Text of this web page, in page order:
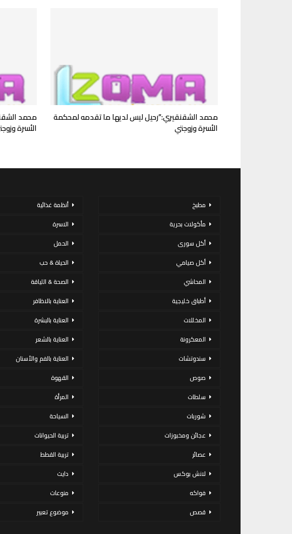
محمد الشقنقيري:”رحيل ليس لديها ما تقدمه لمحكمة
الأسرة وزوجتي
محمد
الأسرة
مطبخ
مأكولات بحرية
أكل سورى
أكل صيامي
المحاشي
أطباق خليجية
المخللات
المعكرونة
سندوتشات
صوص
سلطات
شوربات
عجائن ومخبوزات
عصائر
لانش بوكس
فواكه
قصص
أنظمة غذائية
الاسرة
الحمل
الحياة & حب
الصحة & اللياقة
العناية بالاظافر
العناية بالبشرة
العناية بالشعر
العناية بالفم والأسنان
القهوة
المرأة
السياحة
تربية الحيوانات
تربية القطط
دايت
منوعات
موضوع تعبير